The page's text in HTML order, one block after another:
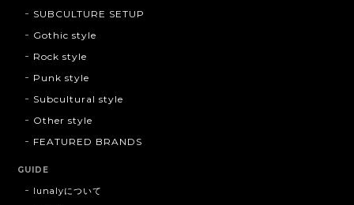
SUBCULTURE SETUP
Gothic style
Rock style
Punk style
Subcultural style
Other style
FEATURED BRANDS
GUIDE
lunalyについて